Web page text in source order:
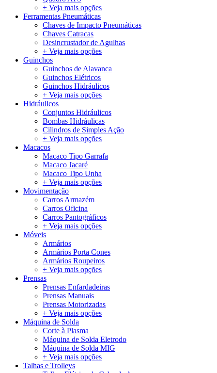
+ Veja mais opções
Ferramentas Pneumáticas
Chaves de Impacto Pneumáticas
Chaves Catracas
Desincrustador de Agulhas
+ Veja mais opções
Guinchos
Guinchos de Alavanca
Guinchos Elétricos
Guinchos Hidráulicos
+ Veja mais opções
Hidráulicos
Conjuntos Hidráulicos
Bombas Hidráulicas
Cilindros de Simples Ação
+ Veja mais opções
Macacos
Macaco Tipo Garrafa
Macaco Jacaré
Macaco Tipo Unha
+ Veja mais opções
Movimentação
Carros Armazém
Carros Oficina
Carros Pantográficos
+ Veja mais opções
Móveis
Armários
Armários Porta Cones
Armários Roupeiros
+ Veja mais opções
Prensas
Prensas Enfardadeiras
Prensas Manuais
Prensas Motorizadas
+ Veja mais opções
Máquina de Solda
Corte à Plasma
Máquina de Solda Eletrodo
Máquina de Solda MIG
+ Veja mais opções
Talhas e Trolleys